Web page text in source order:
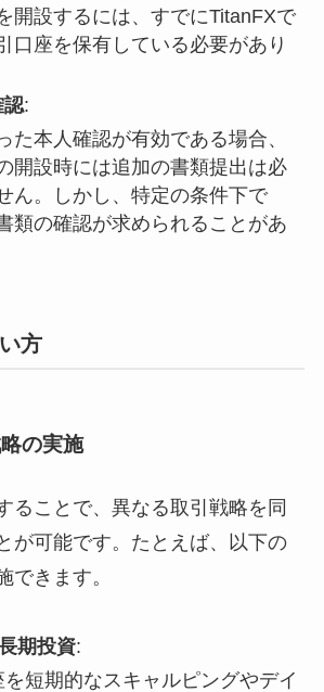
開設するには、すでにTitanFXで
口座を保有している必要があり
認:
た本人確認が有効である場合、
開設時には追加の書類提出は必
ん。しかし、特定の条件下で
類の確認が求められることがあ
方
の実施
ることで、異なる取引戦略を同
が可能です。たとえば、以下の
できます。
期投資:
を短期的なスキャルピングやデイ